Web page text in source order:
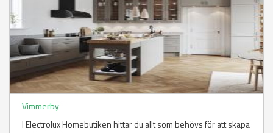
Vimmerby
I Electrolux Homebutiken hittar du allt som behövs för att skapa